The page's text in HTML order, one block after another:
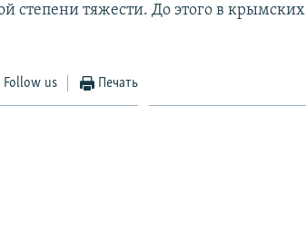
степени тяжести. До этого в крымских
Follow us Печать